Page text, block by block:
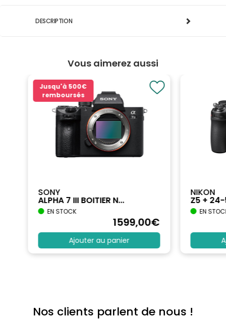
DESCRIPTION
Vous aimerez aussi
Jusqu'à 500€
remboursés
SONY
ALPHA 7 III BOITIER N...
EN STOCK
1599,00€
Ajouter au panier
NIKON
Z5 +
EN
Nos clients parlent de nous !